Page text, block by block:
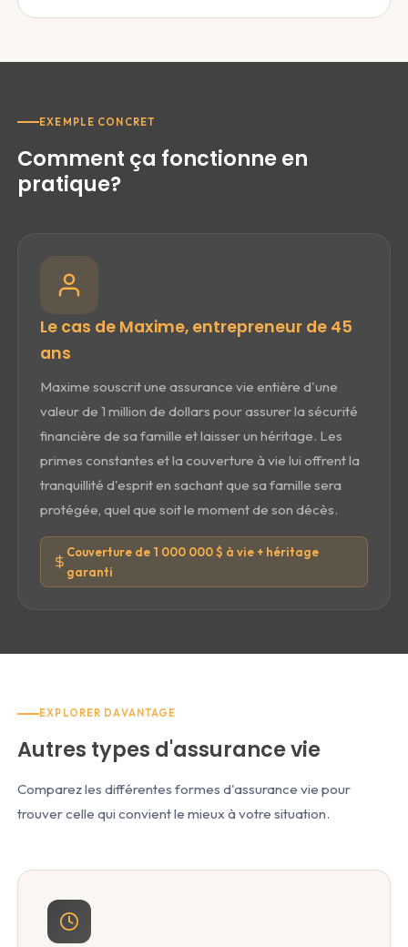
EXEMPLE CONCRET
Comment ça fonctionne en
pratique?
Le cas de Maxime, entrepreneur de 45
ans
Maxime souscrit une assurance vie entière d'une
valeur de 1 million de dollars pour assurer la sécurité
financière de sa famille et laisser un héritage. Les
primes constantes et la couverture à vie lui offrent la
tranquillité d'esprit en sachant que sa famille sera
protégée, quel que soit le moment de son décès.
Couverture de 1 000 000 $ à vie + héritage
garanti
EXPLORER DAVANTAGE
Autres types d'assurance vie
Comparez les différentes formes d'assurance vie pour
trouver celle qui convient le mieux à votre situation.